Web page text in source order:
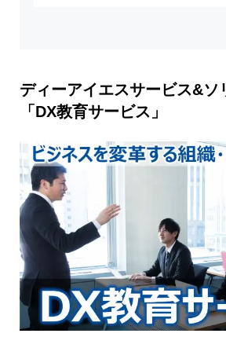
ディーアイエスサービス&ソ
「DX教育サービス」